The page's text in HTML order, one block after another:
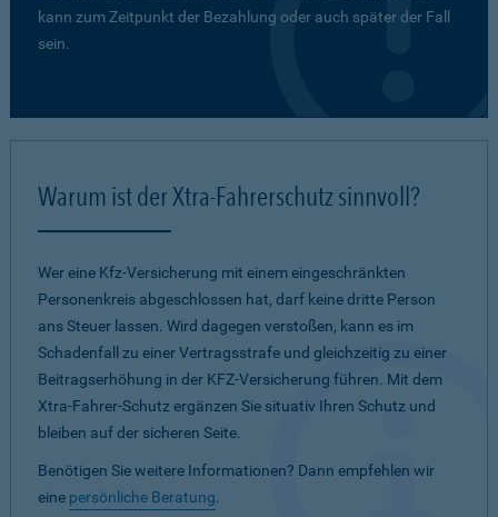
kann zum Zeitpunkt der Bezahlung oder auch später der Fall
sein.
Warum ist der Xtra-Fahrerschutz sinnvoll?
Wer eine Kfz-Versicherung mit einem eingeschränkten
Personenkreis abgeschlossen hat, darf keine dritte Person
ans Steuer lassen. Wird dagegen verstoßen, kann es im
Schadenfall zu einer Vertragsstrafe und gleichzeitig zu einer
Beitragserhöhung in der KFZ-Versicherung führen. Mit dem
Xtra-Fahrer-Schutz ergänzen Sie situativ Ihren Schutz und
bleiben auf der sicheren Seite.
Benötigen Sie weitere Informationen? Dann empfehlen wir
eine persönliche Beratung.